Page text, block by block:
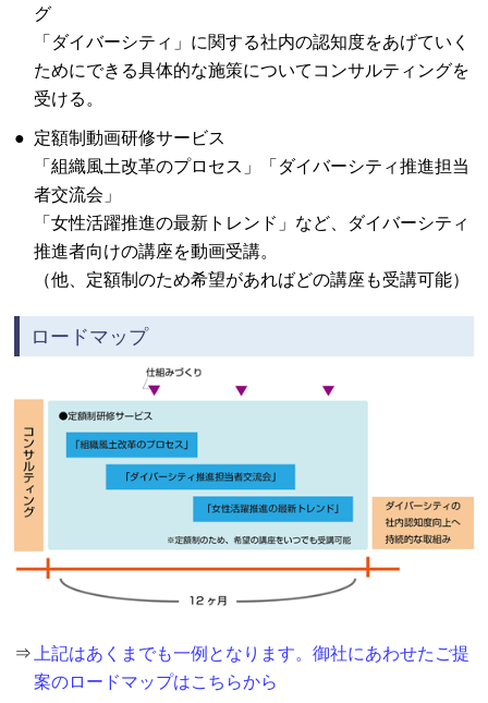
グ
「ダイバーシティ」に関する社内の認知度をあげていく
ためにできる具体的な施策についてコンサルティングを
受ける。
● 定額制動画研修サービス
「組織風土改革のプロセス」「ダイバーシティ推進担当
者交流会」
「女性活躍推進の最新トレンド」など、ダイバーシティ
推進者向けの講座を動画受講。
（他、定額制のため希望があればどの講座も受講可能）
ロードマップ
⇒
上記はあくまでも一例となります。御社にあわせたご提
案のロードマップはこちらから